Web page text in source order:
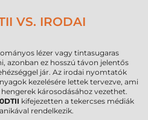
VS. IRODAI
lézer vagy tintasugaras
azonban ez hosszú távon jelentős
jár. Az irodai nyomtatók
kezelésére lettek tervezve, ami
károsodásához vezethet.
kifejezetten a tekercses médiák
rendelkezik.